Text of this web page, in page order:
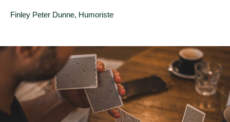
Finley Peter Dunne, Humoriste